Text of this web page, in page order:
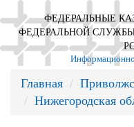
ФЕДЕРАЛЬНЫЕ
ФЕДЕРАЛЬНОЙ
Главная
Нижегородская